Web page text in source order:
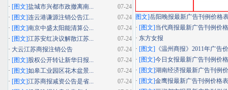
图文]岳阳晚报最新广告刊例价格
· [图文]当代商报最新广告刊例价
· 东方女报
· [图文] 《温州商报》2011年广告
· [图文]今日女报最新广告刊例价
· [图文]湖南经济报最新广告刊例
· [图文]金鹰报最新广告刊例价格表
07-24
· [图文]盐城市兴都市政撤离南...
07-24
· [图文]连云港谦源注销公告江...
07-24
· [图文]南京中盛太阳能清算公...
07-24
· [图文]江苏安红决议解散江苏...
07-24
· 大云江苏商报注销公告
07-24
· [图文]股权公开转让新华日报...
07-24
· [图文]如皋工业园区花木盆景...
07-24
· [图文]江苏商报减资公告是省...